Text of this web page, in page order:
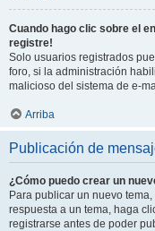
Cuando hago clic sobre el
registre!
Solo usuarios registrados
foro, si la administración
malicioso del sistema de e-
Arriba
Publicación de
¿Cómo puedo crear un
Para publicar un nuevo
respuesta a un tema, haga
registrarse antes de poder